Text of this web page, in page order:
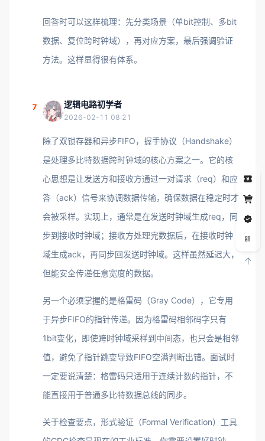
回答时可以这样梳理：先分类场景（单bit控制、多bit
数据、复位跨时钟域），再对应方案，最后强调验证
方法。这样显得很有体系。
7 逻辑电路初学者
2026-02-11 08:21
除了双锁存器和异步FIFO，握手协议（Handshake）
是处理多比特数据跨时钟域的核心方案之一。它的核
心思想是让发送方和接收方通过一对请求（req）和应
答（ack）信号来协调数据传输，确保数据在稳定时才
会被采样。实现上，通常是在发送时钟域生成req，同
步到接收时钟域；接收方处理完数据后，在接收时钟
域生成ack，再同步回发送时钟域。这样虽然延迟大，
但能安全传递任意宽度的数据。
另一个必须掌握的是格雷码（Gray Code），它专用
于异步FIFO的指针传递。因为格雷码相邻码字只有
1bit变化，即使跨时钟域采样到中间态，也只会是相邻
值，避免了指针跳变导致FIFO空满判断出错。面试时
一定要说清楚：格雷码只适用于连续计数的指针，不
能直接用于普通多比特数据总线的同步。
关于检查要点，形式验证（Formal Verification）工具